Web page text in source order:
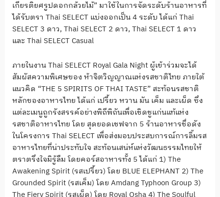
เกียรติยศรูปดอกกล้วยไม้” มาใช้ในการจัดระดับร้านอาหารที่
ได้รับตรา Thai SELECT แบ่งออกเป็น 4 ระดับ ได้แก่ Thai
SELECT 3 ดาว, Thai SELECT 2 ดาว, Thai SELECT 1 ดาว
และ Thai SELECT Casual
ภายในงาน Thai SELECT Royal Gala Night ผู้เข้าร่วมจะได้
สัมผัสความพิเศษของ ห้าจิตวิญญาณแห่งรสชาติไทย ภายใต้
แนวคิด “THE 5 SPIRITS OF THAI TASTE” สะท้อนรสชาติ
หลักของอาหารไทย ได้แก่ เปรี้ยว หวาน มัน เค็ม และเผ็ด ซึ่ง
แต่ละเมนูถูกรังสรรค์อย่างพิถีพิถันเพื่อเชิดชูแก่นแท้แห่ง
รสชาติอาหารไทย โดย สุดยอดเชฟจาก 5 ร้านอาหารชื่อดัง
ในโครงการ Thai SELECT เพื่อส่งมอบประสบการณ์การลิ้มรส
อาหารไทยที่น่าประทับใจ สะท้อนเสน่ห์แห่งวัฒนธรรมไทยให้
ตราตรึงใจมิรู้ลืม โดยคอร์สอาหารทั้ง 5 ได้แก่ 1) The
Awakening Spirit (รสเปรี้ยว) โดย BLUE ELEPHANT 2) The
Grounded Spirit (รสเค็ม) โดย Amdang Typhoon Group 3)